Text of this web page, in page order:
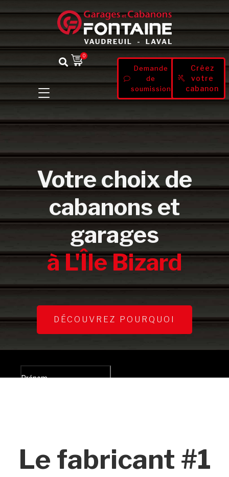
0
Demande
de
soumission
Créez
votre
cabanon
Votre choix de
cabanons et
garages
à L'Île Bizard
DÉCOUVREZ POURQUOI
Le fabricant #1